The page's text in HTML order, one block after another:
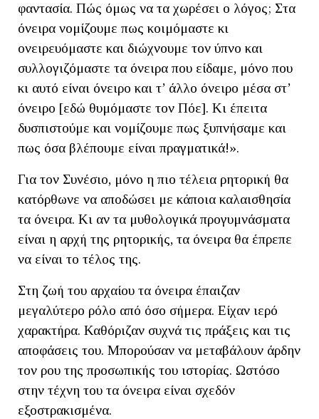
φαντασία. Πώς όμως να τα χωρέσει ο λόγος; Στα
όνειρα νομίζουμε πως κοιμόμαστε κι
ονειρευόμαστε και διώχνουμε τον ύπνο και
συλλογιζόμαστε τα όνειρα που είδαμε, μόνο που
κι αυτό είναι όνειρο και τ’ άλλο όνειρο μέσα στ’
όνειρο [εδώ θυμόμαστε τον Πόε]. Κι έπειτα
δυσπιστούμε και νομίζουμε πως ξυπνήσαμε και
πως όσα βλέπουμε είναι πραγματικά!».
Για τον Συνέσιο, μόνο η πιο τέλεια ρητορική θα
κατόρθωνε να αποδώσει με κάποια καλαισθησία
τα όνειρα. Κι αν τα μυθολογικά προγυμνάσματα
είναι η αρχή της ρητορικής, τα όνειρα θα έπρεπε
να είναι το τέλος της.
Στη ζωή του αρχαίου τα όνειρα έπαιζαν
μεγαλύτερο ρόλο από όσο σήμερα. Είχαν ιερό
χαρακτήρα. Καθόριζαν συχνά τις πράξεις και τις
αποφάσεις του. Μπορούσαν να μεταβάλουν άρδην
τον ρου της προσωπικής του ιστορίας. Ωστόσο
στην τέχνη του τα όνειρα είναι σχεδόν
εξοστρακισμένα.